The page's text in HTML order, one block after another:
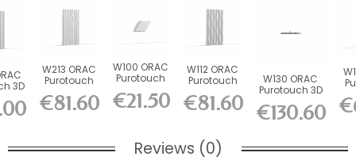
3D
W213 ORAC
Purotouch
3D wall
panel L200
x...
€81.60
W100 ORAC
Purotouch
3D wall
panel L15 x...
€21.50
W112 ORAC
Purotouch
3D wall
panel L200
x...
€81.60
W130 ORAC
Purotouch 3D
wall panel
L200 x...
€130.60
Reviews (0)